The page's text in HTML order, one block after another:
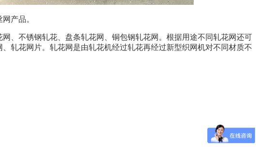
产品。
、不锈钢轧花、盘条轧花网、铜包钢轧花网。根据用途不同轧花网还可
轧花网片。轧花网是由轧花机经过轧花再经过新型织网机对不同材质不